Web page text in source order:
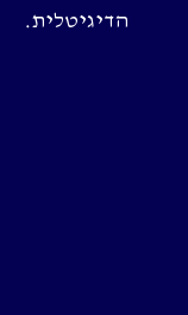
הדיגיטלית.